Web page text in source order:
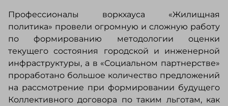
Профессионалы воркхауса «Жилищная
политика» провели огромную и сложную работу
по формированию методологии оценки
текущего состояния городской и инженерной
инфраструктуры, а в «Социальном партнерстве»
проработано большое количество предложений
на рассмотрение при формировании будущего
Коллективного договора по таким льготам, как